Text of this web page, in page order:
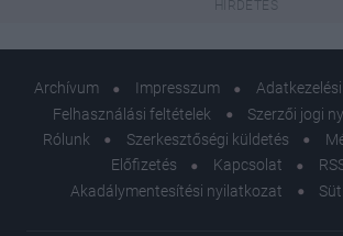
Archívum Impresszum
Felhasználási feltételek
Szerzői jogi
Rólunk
Szerkesztőségi küldetés
Előfizetés
Kapcsolat
Akadálymentesítési nyilatkozat